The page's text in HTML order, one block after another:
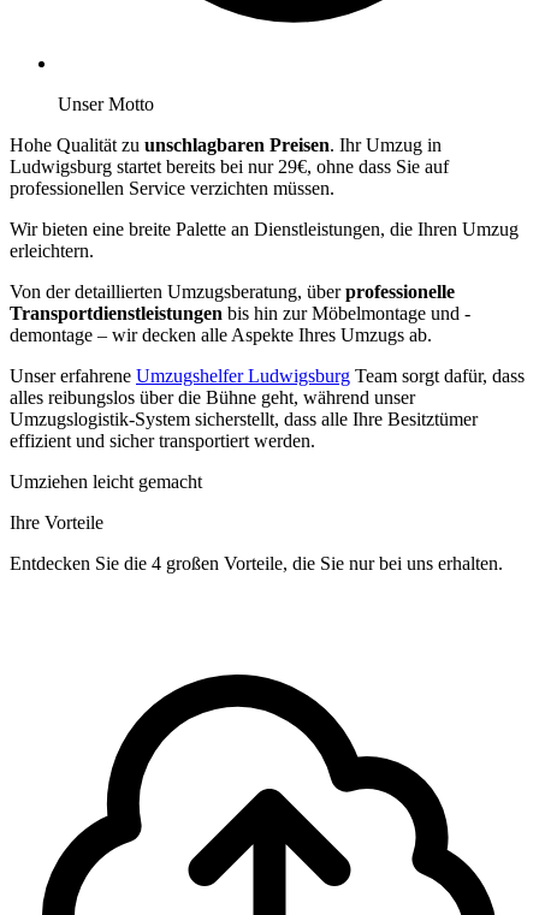
Unser Motto
Hohe Qualität zu unschlagbaren Preisen. Ihr Umzug in
Ludwigsburg startet bereits bei nur 29€, ohne dass Sie auf
professionellen Service verzichten müssen.
Wir bieten eine breite Palette an Dienstleistungen, die Ihren Umzug
erleichtern.
Von der detaillierten Umzugsberatung, überprofessionelle
Transportdienstleistungen bis hin zur Möbelmontage und -
demontage – wir decken alle Aspekte Ihres Umzugs ab.
Unser erfahrene Umzugshelfer Ludwigsburg Team sorgt dafür, dass
alles reibungslos über die Bühne geht, während unser
Umzugslogistik-System sicherstellt, dass alle Ihre Besitztümer
effizient und sicher transportiert werden.
Umziehen leicht gemacht
Ihre Vorteile
Entdecken Sie die 4 großen Vorteile, die Sie nur bei uns erhalten.